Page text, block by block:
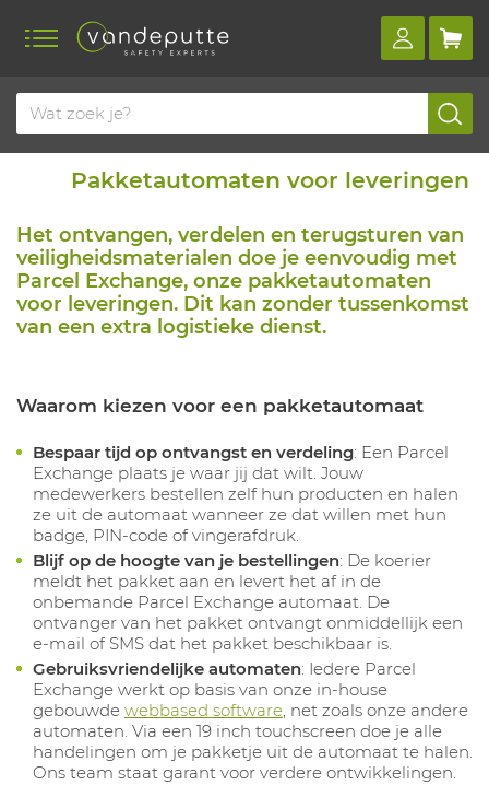
Pakketautomaten voor leveringen
Het ontvangen, verdelen en terugsturen van
veiligheidsmaterialen doe je eenvoudig met
Parcel Exchange, onze pakketautomaten
voor leveringen. Dit kan zonder tussenkomst
van een extra logistieke dienst.
Waarom kiezen voor een pakketautomaat
Bespaar tijd op ontvangst en verdeling: Een Parcel
Exchange plaats je waar jij dat wilt. Jouw
medewerkers bestellen zelf hun producten en halen
ze uit de automaat wanneer ze dat willen met hun
badge, PIN-code of vingerafdruk.
Blijf op de hoogte van je bestellingen: De koerier
meldt het pakket aan en levert het af in de
onbemande Parcel Exchange automaat. De
ontvanger van het pakket ontvangt onmiddellijk een
e-mail of SMS dat het pakket beschikbaar is.
Gebruiksvriendelijke automaten: Iedere Parcel
Exchange werkt op basis van onze in-house
gebouwde webbased software, net zoals onze andere
automaten. Via een 19 inch touchscreen doe je alle
handelingen om je pakketje uit de automaat te halen.
Ons team staat garant voor verdere ontwikkelingen.